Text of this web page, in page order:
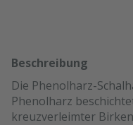
Beschreibung
Die Phenolharz-
Phenolharz
kreuzverleimter